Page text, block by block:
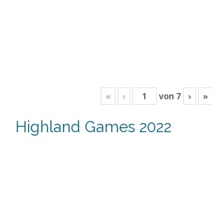
« ‹ von 7 › »
Highland Games 2022